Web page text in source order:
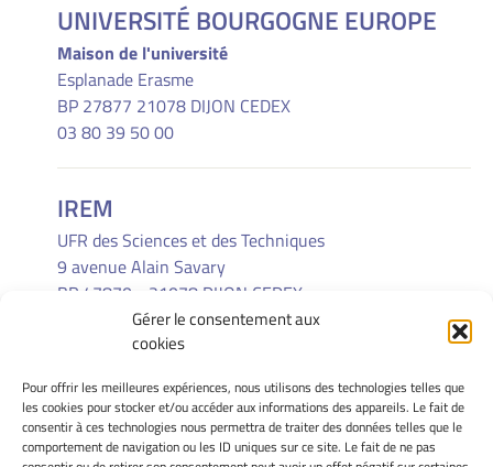
Gérer le consentement aux
cookies
Pour offrir les meilleures expériences, nous utilisons des technologies telles que
les cookies pour stocker et/ou accéder aux informations des appareils. Le fait de
consentir à ces technologies nous permettra de traiter des données telles que le
comportement de navigation ou les ID uniques sur ce site. Le fait de ne pas
UNIVERSITÉ BOURGOGNE EUROPE
Maison de l'université
Esplanade Erasme
BP 27877 21078 DIJON CEDEX
03 80 39 50 00
IREM
UFR des Sciences et des Techniques
9 avenue Alain Savary
BP 47870 - 21078 DIJON CEDEX
(33) 03 80 39 52 30
INFORMATIONS LÉGALES
Mentions Légales
Gérer mes cookies